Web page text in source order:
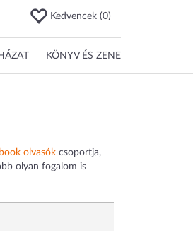
Kedvencek (0)
KÖNYV ÉS ZENE
olvasók csoportja,
olyan fogalom is